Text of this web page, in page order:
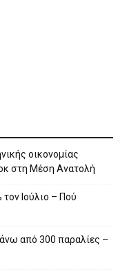
οικονομίας
στη Μέση Ανατολή
Ιούλιο – Πού
από 300 παραλίες –